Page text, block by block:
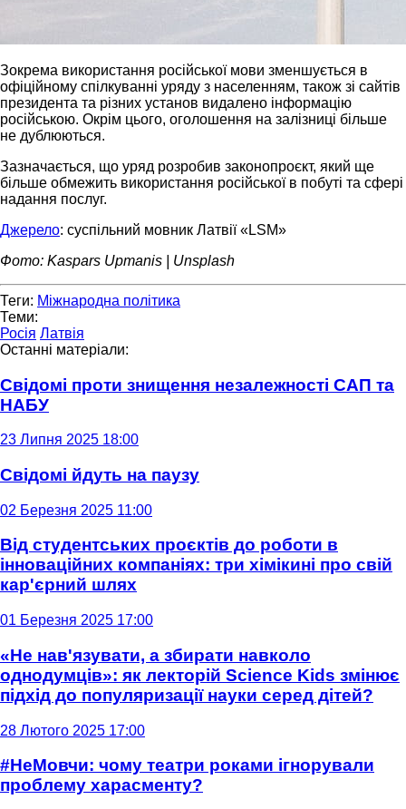
Зокрема використання російської мови зменшується в
офіційному спілкуванні уряду з населенням, також зі сайтів
президента та різних установ видалено інформацію
російською. Окрім цього, оголошення на залізниці більше
не дублюються.
Зазначається, що уряд розробив законопроєкт, який ще
більше обмежить використання російської в побуті та сфері
надання послуг.
Джерело: суспільний мовник Латвії «LSM»
Фото: Kaspars Upmanis | Unsplash
Теги: Міжнародна політика
Теми:
Росія Латвія
Останні матеріали:
Свідомі проти знищення незалежності САП та
НАБУ
23 Липня 2025 18:00
Свідомі йдуть на паузу
02 Березня 2025 11:00
Від студентських проєктів до роботи в
інноваційних компаніях: три хімікині про свій
кар'єрний шлях
01 Березня 2025 17:00
«Не нав'язувати, а збирати навколо
однодумців»: як лекторій Science Kids змінює
підхід до популяризації науки серед дітей?
28 Лютого 2025 17:00
#НеМовчи: чому театри роками ігнорували
проблему харасменту?